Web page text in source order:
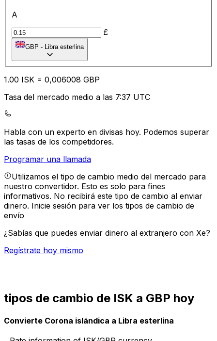
A
£
GBP - Libra esterlina
1.00 ISK = 0,006008 GBP
Tasa del mercado medio a las 7:37 UTC
Habla con un experto en divisas hoy. Podemos superar
las tasas de los competidores.
Programar una llamada
Utilizamos el tipo de cambio medio del mercado para
nuestro convertidor. Esto es solo para fines
informativos. No recibirá este tipo de cambio al enviar
dinero. Inicie sesión para ver los tipos de cambio de
envío
¿Sabías que puedes enviar dinero al extranjero con Xe?
Regístrate hoy mismo
tipos de cambio de ISK a GBP hoy
Convierte Corona islándica a Libra esterlina